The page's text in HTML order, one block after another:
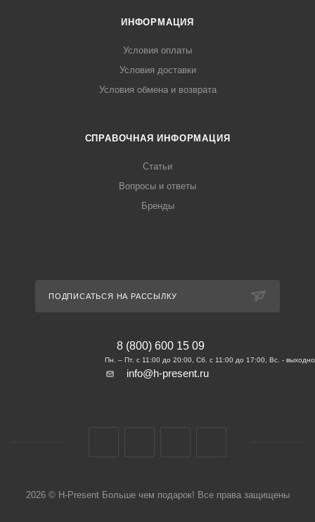
ИНФОРМАЦИЯ
Условия оплаты
Условия доставки
Условия обмена и возврата
СПРАВОЧНАЯ ИНФОРМАЦИЯ
Статьи
Вопросы и ответы
Бренды
ПОДПИСАТЬСЯ НА РАССЫЛКУ
8 (800) 600 15 09
info@h-present.ru
2026 © H-Present Больше чем подарок! Все права защищены